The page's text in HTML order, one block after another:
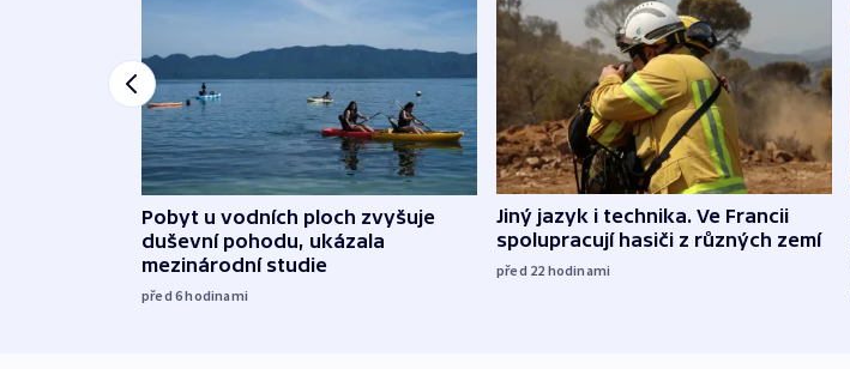
Pobyt u vodních ploch zvyšuje
duševní pohodu, ukázala
mezinárodní studie
před 6hodinami
Jiný jazyk i technika. Ve Francii
spolupracují hasiči z různých zemí
před 22 hodinami